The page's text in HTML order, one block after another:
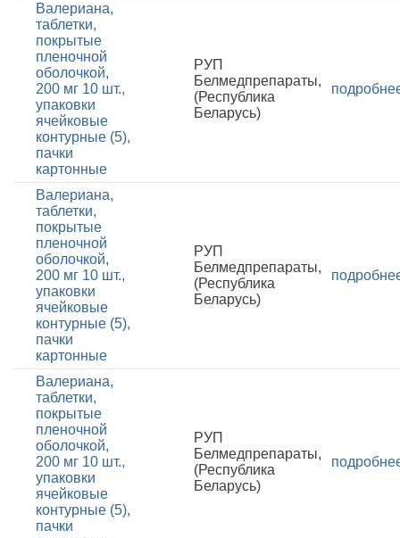
Валериана,
таблетки,
покрытые
пленочной
оболочкой,
200 мг 10 шт.,
упаковки
ячейковые
контурные (5),
пачки
картонные
РУП
Белмедпрепараты,
(Республика
Беларусь)
Валериана,
таблетки,
покрытые
пленочной
оболочкой,
200 мг 10 шт.,
упаковки
ячейковые
контурные (5),
пачки
картонные
РУП
Белмедпрепараты,
(Республика
Беларусь)
Валериана,
таблетки,
покрытые
пленочной
оболочкой,
200 мг 10 шт.,
упаковки
ячейковые
контурные (5),
пачки
РУП
Белмедпрепараты,
(Республика
Беларусь)